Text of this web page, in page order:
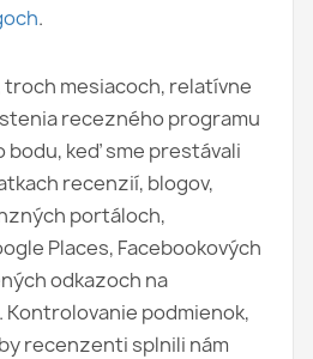
.
troch mesiacoch, relatívne
recezného programu
bodu, keď sme prestávali
recenzií, blogov,
portáloch,
Places, Facebookových
odkazoch na
podmienok,
recenzenti splnili nám